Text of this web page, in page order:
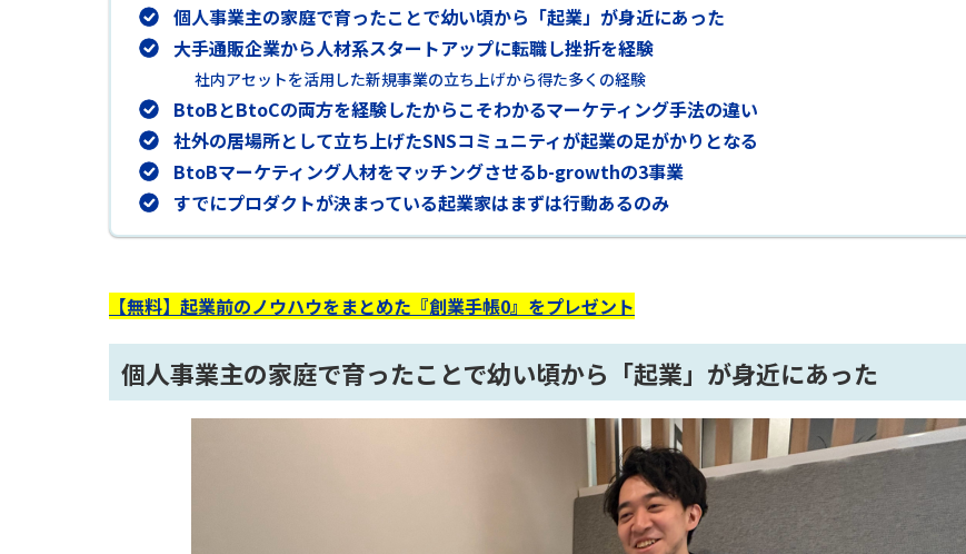
個人事業主の家庭で育ったことで幼い頃から「起業」が身近にあった
大手通販企業から人材系スタートアップに転職し挫折を経験
社内アセットを活用した新規事業の立ち上げから得た多くの経験
BtoBとBtoCの両方を経験したからこそわかるマーケティング手法の違い
社外の居場所として立ち上げたSNSコミュニティが起業の足がかりとなる
BtoBマーケティング人材をマッチングさせるb-growthの3事業
すでにプロダクトが決まっている起業家はまずは行動あるのみ
【無料】起業前のノウハウをまとめた『創業手帳0』をプレゼント
個人事業主の家庭で育ったことで幼い頃から「起業」が身近にあった